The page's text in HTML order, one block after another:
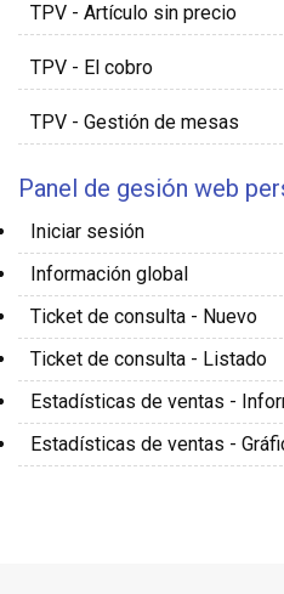
TPV - Artículo sin precio
TPV - El cobro
TPV - Gestión de mesas
Panel de gesión web
Iniciar sesión
Información global
Ticket de consulta - Nuevo
Ticket de consulta - Listado
Estadísticas de ventas -
Estadísticas de ventas -